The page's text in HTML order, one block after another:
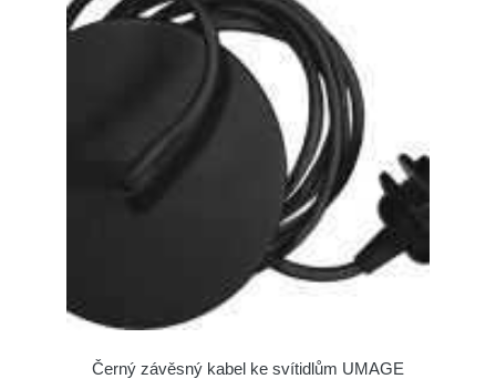
Černý závěsný kabel ke svítidlům UMAGE